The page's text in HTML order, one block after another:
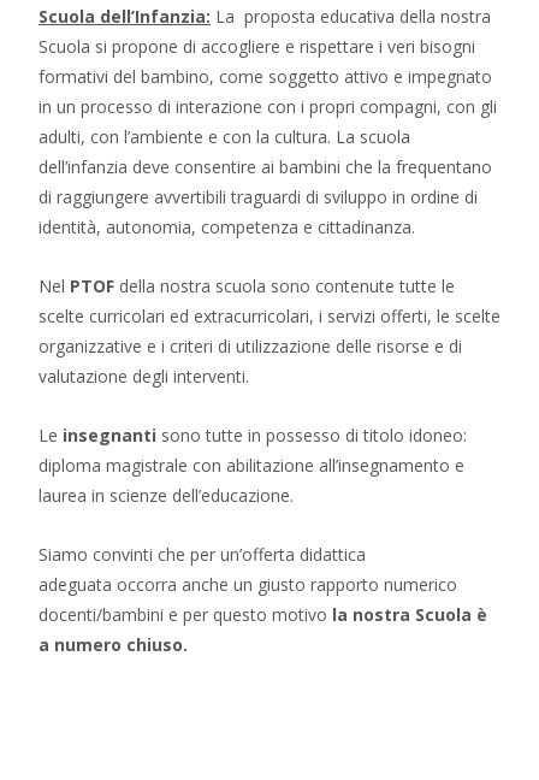
Scuola dell’Infanzia: La proposta educativa della nostra
Scuola si propone di accogliere e rispettare i veri bisogni
formativi del bambino, come soggetto attivo e impegnato
in un processo di interazione con i propri compagni, con gli
adulti, con l’ambiente e con la cultura. La scuola
dell’infanzia deve consentire ai bambini che la frequentano
di raggiungere avvertibili traguardi di sviluppo in ordine di
identità, autonomia, competenza e cittadinanza.
Nel PTOF della nostra scuola sono contenute tutte le
scelte curricolari ed extracurricolari, i servizi offerti, le scelte
organizzative e i criteri di utilizzazione delle risorse e di
valutazione degli interventi.
Le insegnanti sono tutte in possesso di titolo idoneo:
diploma magistrale con abilitazione all’insegnamento e
laurea in scienze dell’educazione.
Siamo convinti che per un’offerta didattica
adeguata occorra anche un giusto rapporto numerico
docenti/bambini e per questo motivo la nostra Scuola è
a numero chiuso.